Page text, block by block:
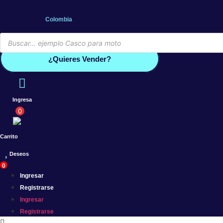
Colombia
Búsqueda
de
productos
¿Quieres Vender?
Ingresa
0
Carrito
Deseos
0
Ingresar
Registrarse
Ingresar
Registrarse